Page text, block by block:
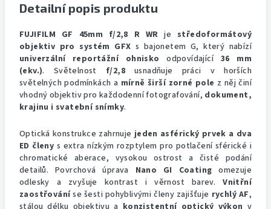
Detailní popis produktu
FUJIFILM GF 45mm f/2,8 R WR je středoformátový
objektiv pro systém GFX s bajonetem G, který nabízí
univerzální reportážní ohnisko odpovídající 36 mm
(ekv.). Světelnost f/2,8usnadňuje práci v horších
světelných podmínkách a mírně širší zorné pole z něj činí
vhodný objektiv pro každodenní fotografování, dokument,
krajinu i svatební snímky.
Optická konstrukce zahrnujejeden asférický prvek a dva
ED členy s extra nízkým rozptylem pro potlačení sférické i
chromatické aberace, vysokou ostrost a čisté podání
detailů. Povrchová úprava Nano GI Coating omezuje
odlesky a zvyšuje kontrast i věrnost barev.Vnitřní
zaostřováníse šesti pohyblivými členy zajišťuje rychlý AF,
stálou délku objektivu a konzistentní optický výkon v